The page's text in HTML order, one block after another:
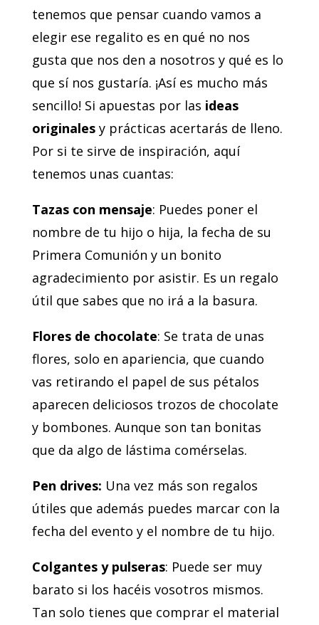
tenemos que pensar cuando vamos a
elegir ese regalito es en qué no nos
gusta que nos den a nosotros y qué es lo
que sí nos gustaría. ¡Así es mucho más
sencillo! Si apuestas por las ideas
originalesy prácticas acertarás de lleno.
Por si te sirve de inspiración, aquí
tenemos unas cuantas:
Tazas con mensaje: Puedes poner el
nombre de tu hijo o hija, la fecha de su
Primera Comunión y un bonito
agradecimiento por asistir. Es un regalo
útil que sabes que no irá a la basura.
Flores de chocolate: Se trata de unas
flores, solo en apariencia, que cuando
vas retirando el papel de sus pétalos
aparecen deliciosos trozos de chocolate
y bombones. Aunque son tan bonitas
que da algo de lástima comérselas.
Pen drives: Una vez más son regalos
útiles que además puedes marcar con la
fecha del evento y el nombre de tu hijo.
Colgantes y pulseras: Puede ser muy
barato si los hacéis vosotros mismos.
Tan solo tienes que comprar el material